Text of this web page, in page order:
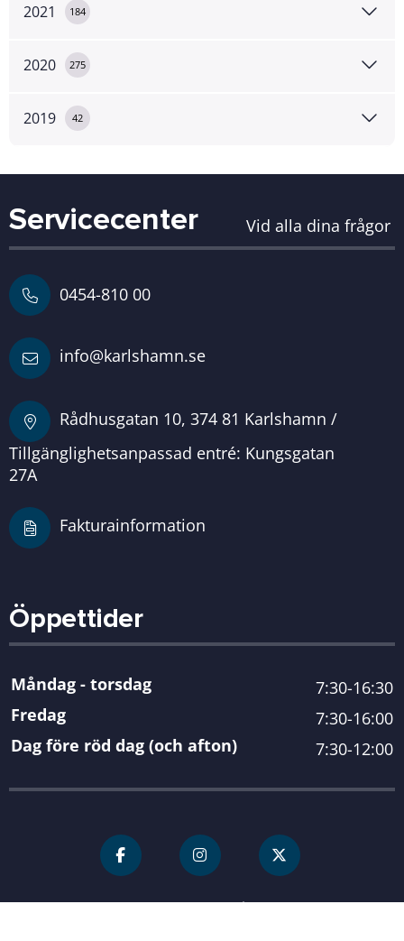
2021 184
2020 275
2019 42
Servicecenter Vid alla dina frågor
0454-810 00
info@karlshamn.se
Rådhusgatan 10, 374 81 Karlshamn /
Tillgänglighetsanpassad entré: Kungsgatan
27A
Fakturainformation
Öppettider
Måndag - torsdag
7:30-16:30
Fredag
7:30-16:00
Dag före röd dag (och afton)
7:30-12:00
För personal